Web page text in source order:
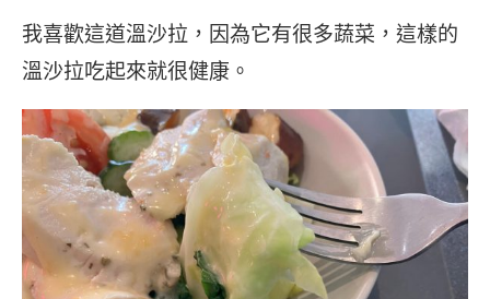
我喜歡這道溫沙拉，因為它有很多蔬菜，這樣的
溫沙拉吃起來就很健康。